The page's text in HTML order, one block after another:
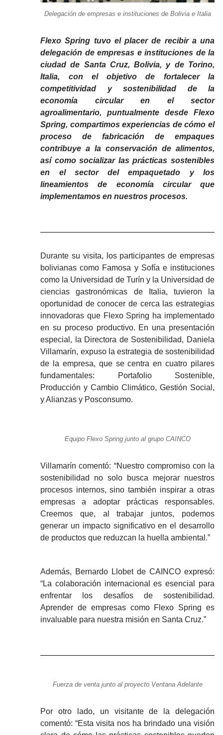
Delegación de empresas e instituciones de Bolivia e Italia
Flexo Spring tuvo el placer de recibir a una
delegación de empresas e instituciones de la
ciudad de Santa Cruz, Bolivia, y de Torino,
Italia, con el objetivo de fortalecer la
competitividad y sostenibilidad de la
economía circular en el sector
agroalimentario, puntualmente desde Flexo
Spring, compartimos experiencias de cómo el
proceso de fabricación de empaques
contribuye a la conservación de alimentos,
así como socializar las prácticas sostenibles
en el sector del empaquetado y los
lineamientos de economía circular que
implementamos en nuestros procesos.
Durante su visita, los participantes de empresas
bolivianas como Famosa y Sofía e instituciones
como la Universidad de Turín y la Universidad de
ciencias gastronómicas de Italia, tuvieron la
oportunidad de conocer de cerca las estrategias
innovadoras que Flexo Spring ha implementado
en su proceso productivo. En una presentación
especial, la Directora de Sostenibilidad, Daniela
Villamarín, expuso la estrategia de sostenibilidad
de la empresa, que se centra en cuatro pilares
fundamentales: Portafolio Sostenible,
Producción y Cambio Climático, Gestión Social,
y Alianzas y Posconsumo.
Equipo Flexo Spring junto al grupo CAINCO
Villamarín comentó: “Nuestro compromiso con la
sostenibilidad no solo busca mejorar nuestros
procesos internos, sino también inspirar a otras
empresas a adoptar prácticas responsables.
Creemos que, al trabajar juntos, podemos
generar un impacto significativo en el desarrollo
de productos que reduzcan la huella ambiental.”
Además, Bernardo Llobet de CAINCO expresó:
“La colaboración internacional es esencial para
enfrentar los desafíos de sostenibilidad.
Aprender de empresas como Flexo Spring es
invaluable para nuestra misión en Santa Cruz.”
Fuerza de venta junto al proyecto Ventana Adelante
Por otro lado, un visitante de la delegación
comentó: “Esta visita nos ha brindado una visión